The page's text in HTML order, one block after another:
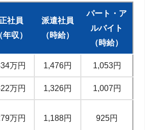
正社員
年収）
派遣社員
（時給）
パート・ア
ルバイト
（時給）
万円 1,476円 1,053円
万円 1,326円 1,007円
万円 1,188円 925円